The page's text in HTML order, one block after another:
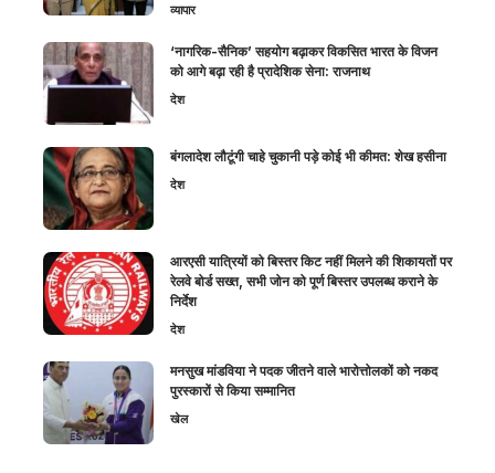
व्यापार
‘नागरिक-सैनिक’ सहयोग बढ़ाकर विकसित भारत के विजन
को आगे बढ़ा रही है प्रादेशिक सेना: राजनाथ
देश
बंगलादेश लौटूंगी चाहे चुकानी पड़े कोई भी कीमत: शेख हसीना
देश
आरएसी यात्रियों को बिस्तर किट नहीं मिलने की शिकायतों पर
रेलवे बोर्ड सख्त, सभी जोन को पूर्ण बिस्तर उपलब्ध कराने के
निर्देश
देश
मनसुख मांडविया ने पदक जीतने वाले भारोत्तोलकों को नकद
पुरस्कारों से किया सम्मानित
खेल